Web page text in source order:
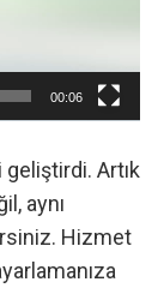
00:06
Artık
aynı
Hizmet